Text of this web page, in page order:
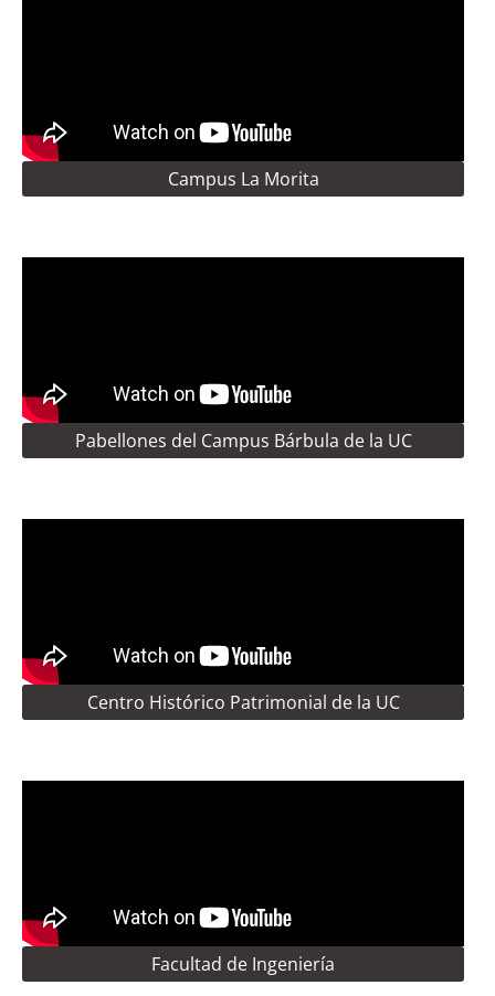
Campus La Morita
Pabellones del Campus Bárbula de la UC
Centro Histórico Patrimonial de la UC
Facultad de Ingeniería